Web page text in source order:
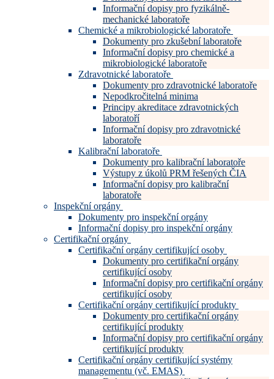
Informační dopisy pro fyzikálně-
mechanické laboratoře
Chemické a mikrobiologické laboratoře
Dokumenty pro zkušební laboratoře
Informační dopisy pro chemické a
mikrobiologické laboratoře
Zdravotnické laboratoře
Dokumenty pro zdravotnické laboratoře
Nepodkročitelná minima
Principy akreditace zdravotnických
laboratoří
Informační dopisy pro zdravotnické
laboratoře
Kalibrační laboratoře
Dokumenty pro kalibrační laboratoře
Výstupy z úkolů PRM řešených ČIA
Informační dopisy pro kalibrační
laboratoře
Inspekční orgány
Dokumenty pro inspekční orgány
Informační dopisy pro inspekční orgány
Certifikační orgány
Certifikační orgány certifikující osoby
Dokumenty pro certifikační orgány
certifikující osoby
Informační dopisy pro certifikační orgány
certifikující osoby
Certifikační orgány certifikující produkty
Dokumenty pro certifikační orgány
certifikující produkty
Informační dopisy pro certifikační orgány
certifikující produkty
Certifikační orgány certifikující systémy
managementu (vč. EMAS)